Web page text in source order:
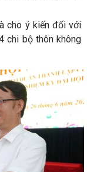
cho ý kiến đối với
chi bộ thôn không